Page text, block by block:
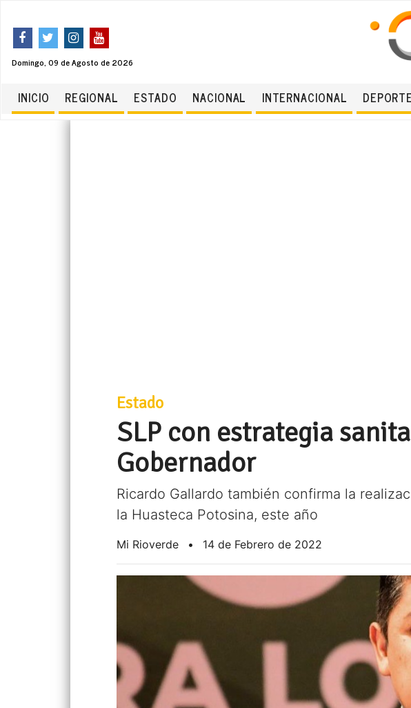
Domingo, 09 de Agosto de 2026
INICIO REGIONAL ESTADO NACIONAL INTERNACIONAL
Estado
SLP con estrategia
Gobernador
Ricardo Gallardo también confirma la
la Huasteca Potosina, este año
Mi Rioverde • 14 de Febrero de 2022